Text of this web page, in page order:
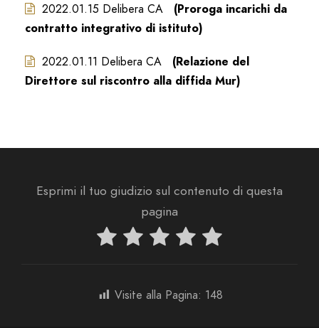
2022.01.15 Delibera CA
(Proroga incarichi da
contratto integrativo di istituto)
2022.01.11 Delibera CA
(Relazione del
Direttore sul riscontro alla diffida Mur)
Esprimi il tuo giudizio sul contenuto di questa
pagina
Visite alla Pagina: 148